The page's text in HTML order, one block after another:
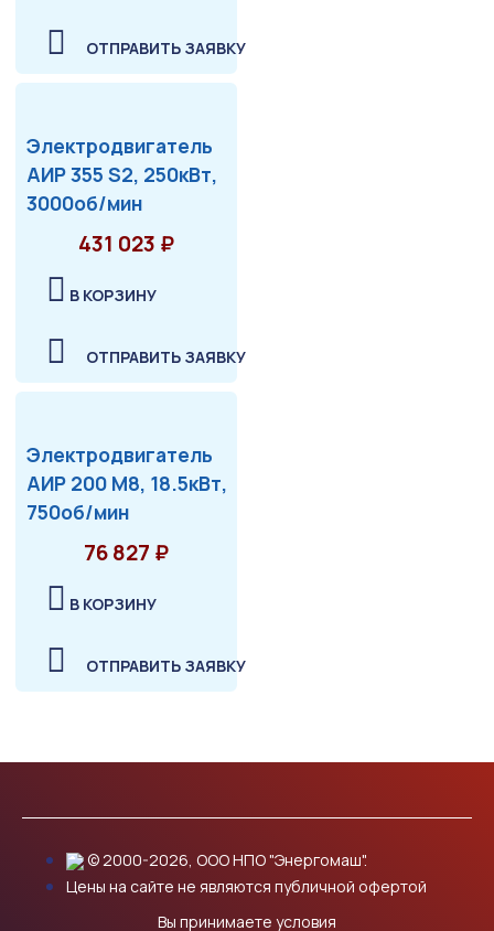
ОТПРАВИТЬ ЗАЯВКУ
Электродвигатель
АИР 355 S2, 250кВт,
3000об/мин
431 023 ₽
В КОРЗИНУ
ОТПРАВИТЬ ЗАЯВКУ
Электродвигатель
АИР 200 М8, 18.5кВт,
750об/мин
76 827 ₽
В КОРЗИНУ
ОТПРАВИТЬ ЗАЯВКУ
© 2000-2026, ООО НПО "Энергомаш".
Цены на сайте не являются публичной офертой
Вы принимаете условия